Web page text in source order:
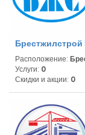
Расположение:
Услуги: 0
Скидки и акции: 0